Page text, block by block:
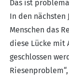
Das ist
In den
Menschen das
diese Lücke mit
geschlossen